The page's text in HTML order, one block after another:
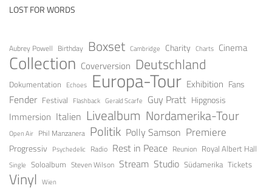
LOST FOR WORDS
Aubrey Powell Birthday Boxset Cambridge Charity Charts Cinema
Collection Coverversion Deutschland
Dokumentation Echoes Europa-Tour Exhibition Fans
Fender Festival Flashback Gerald Scarfe Guy Pratt Hipgnosis
Immersion Italien Livealbum Nordamerika-Tour
Open Air Phil Manzanera Politik Polly Samson Premiere
Progressiv Psychedelic Radio Rest in Peace Reunion Royal Albert Hall
Single Soloalbum Steven Wilson Stream Studio Südamerika Tickets
Vinyl Wien